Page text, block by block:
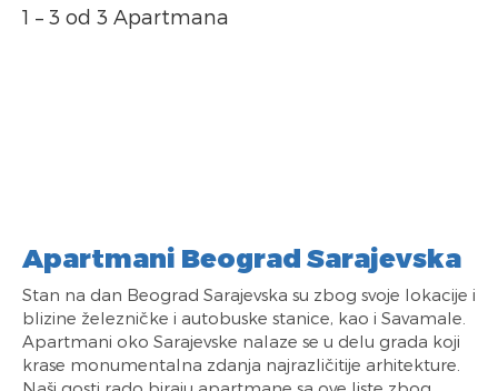
1 – 3 od 3 Apartmana
Apartmani Beograd Sarajevska
Stan na dan Beograd Sarajevska su zbog svoje lokacije i
blizine železničke i autobuske stanice, kao i Savamale.
Apartmani oko Sarajevske nalaze se u delu grada koji
krase monumentalna zdanja najrazličitije arhitekture.